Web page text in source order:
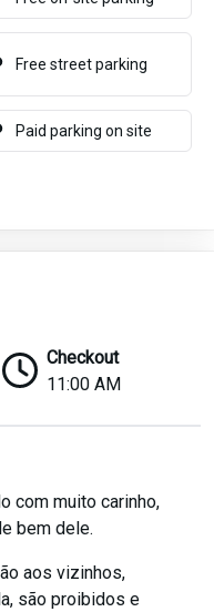
Free street parking
Paid parking on site
Checkout
11:00 AM
com muito carinho,
bem dele.
aos vizinhos,
são proibidos e